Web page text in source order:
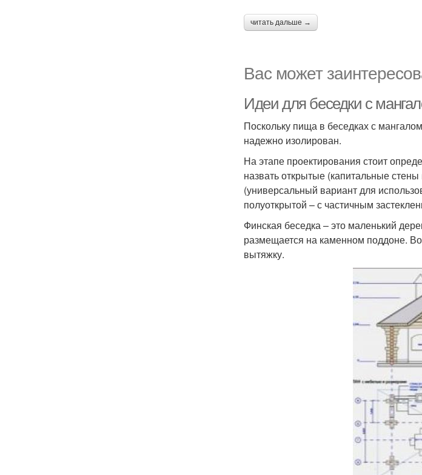
читать дальше →
Вас может
Идеи для беседки с
Поскольку пища в беседках с
надежно изолирован.
На этапе проектирования стоит
назвать открытые (капитальные
(универсальный вариант для
полуоткрытой – с частичным
Финская беседка – это маленький
размещается на каменном поддоне.
вытяжку.